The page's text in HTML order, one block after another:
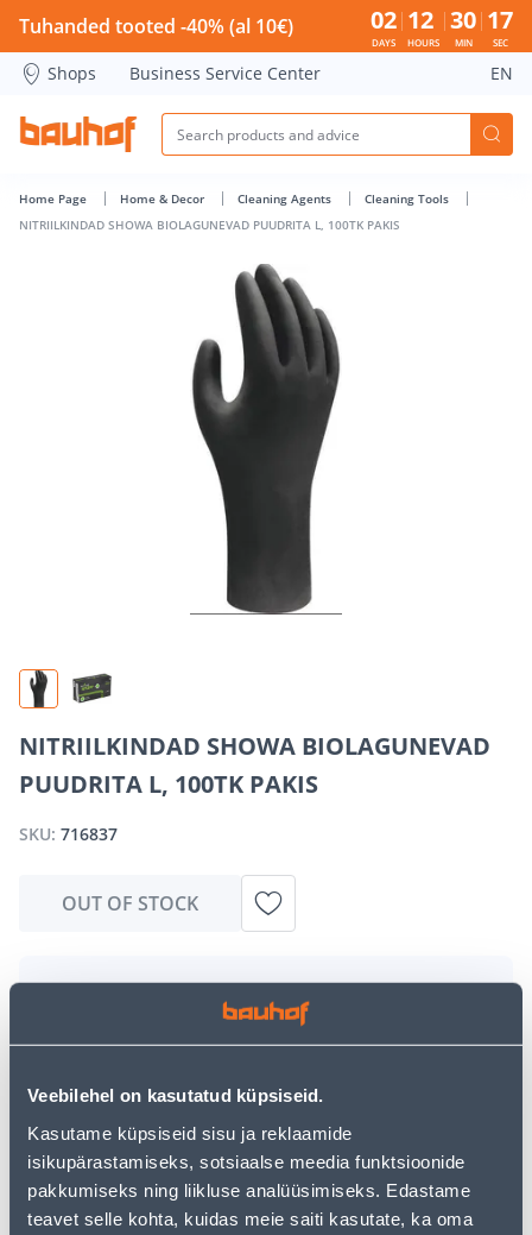
Veebilehel on kasutatud küpsiseid.
Kasutame küpsiseid sisu ja reklaamide
isikupärastamiseks, sotsiaalse meedia funktsioonide
pakkumiseks ning liikluse analüüsimiseks. Edastame
teavet selle kohta, kuidas meie saiti kasutate, ka oma
NITRIILKINDAD SHOWA BIOLAGUNEVAD PUUDRITA L,
Tuhanded tooted -40% (al 10€) 02
DAYS
12
HOURS
30
MIN
16
SEC
Shops Business Service Center EN
Home Page Home & Decor Cleaning Agents
Cleaning Tools
NITRIILKINDAD SHOWA BIOLAGUNEVAD PUUDRITA L, 100TK PAKIS
NITRIILKINDAD SHOWA BIOLAGUNEVAD
PUUDRITA L, 100TK PAKIS
SKU: 716837
OUT OF STOCK
We apologize, but we inform you that the desired
product is currently temporarily out of stock due to
just as much joy!
But your shopping pleasure doesn't have to end here -
you can continue your research by returning
homepageor use our powerful search function to
discover even more great options. Happy shopping!